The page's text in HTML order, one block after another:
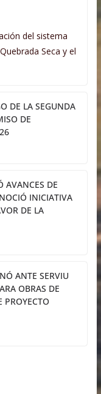
del sistema
Seca y el
DE LA SEGUNDA
DE
AVANCES DE
INICIATIVA
DE LA
ANTE SERVIU
OBRAS DE
PROYECTO